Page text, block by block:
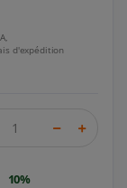
d'expédition
10%